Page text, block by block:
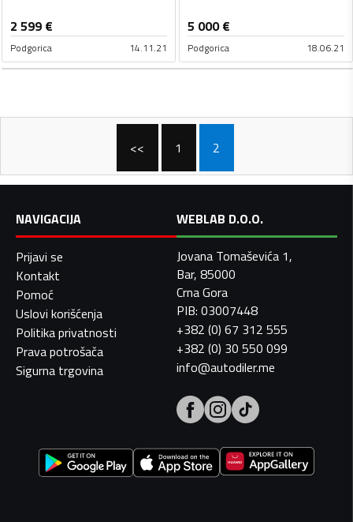
2 599 €
Podgorica 14.11.21
5 000€
Podgorica 18.06.21
<< 1 2
NAVIGACIJA
Prijavi se
Kontakt
Pomoć
Uslovi korišćenja
Politika privatnosti
Prava potrošača
Sigurna trgovina
WEBLAB D.O.O.
Jovana Tomaševića 1,
Bar, 85000
Crna Gora
PIB: 03007448
+382 (0) 67 312 555
+382 (0) 30 550 099
info@autodiler.me